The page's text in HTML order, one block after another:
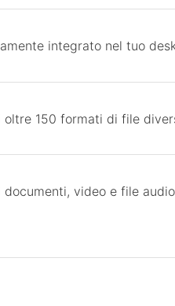
integrato nel tuo
oltre 150 formati di file
documenti, video e file